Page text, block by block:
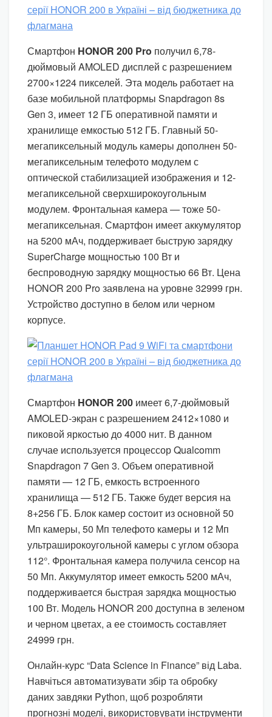
Смартфон HONOR 200 Pro получил 6,78-
дюймовый AMOLED дисплей с разрешением
2700×1224 пикселей. Эта модель работает на
базе мобильной платформы Snapdragon 8s
Gen 3, имеет 12 ГБ оперативной памяти и
хранилище емкостью 512 ГБ. Главный 50-
мегапиксельный модуль камеры дополнен 50-
мегапиксельным телефото модулем с
оптической стабилизацией изображения и 12-
мегапиксельной сверхширокоугольным
модулем. Фронтальная камера — тоже 50-
мегапиксельная. Смартфон имеет аккумулятор
на 5200 мАч, поддерживает быструю зарядку
SuperCharge мощностью 100 Вт и
беспроводную зарядку мощностью 66 Вт. Цена
HONOR 200 Pro заявлена на уровне 32999 грн.
Устройство доступно в белом или черном
корпусе.
Смартфон HONOR 200 имеет 6,7-дюймовый
AMOLED-экран с разрешением 2412×1080 и
пиковой яркостью до 4000 нит. В данном
случае используется процессор Qualcomm
Snapdragon 7 Gen 3. Объем оперативной
памяти — 12 ГБ, емкость встроенного
хранилища — 512 ГБ. Также будет версия на
8+256 ГБ. Блок камер состоит из основной 50
Мп камеры, 50 Мп телефото камеры и 12 Мп
ультраширокоугольной камеры с углом обзора
112°. Фронтальная камера получила сенсор на
50 Мп. Аккумулятор имеет емкость 5200 мАч,
поддерживается быстрая зарядка мощностью
100 Вт. Модель HONOR 200 доступна в зеленом
и черном цветах, а ее стоимость составляет
24999 грн.
Онлайн-курс “Data Science in Finance” від Laba.
Навчіться автоматизувати збір та обробку
даних завдяки Python, щоб розробляти
прогнозні моделі, використовувати інструменти